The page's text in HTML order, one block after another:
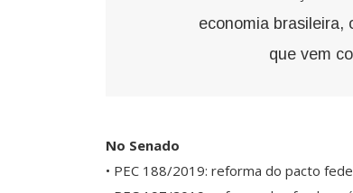
economia brasileira,
que vem
No Senado
• PEC 188/2019: reforma do pacto